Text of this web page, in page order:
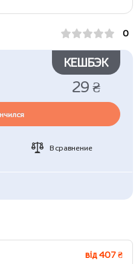
0
КЕШБЭК
29 ₴
В сравнение
від 407 ₴